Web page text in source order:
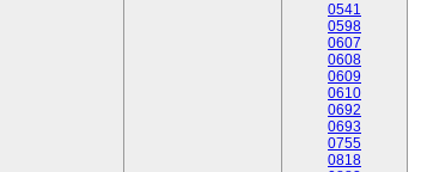
0541
0598
0607
0608
0609
0610
0692
0693
0755
0818